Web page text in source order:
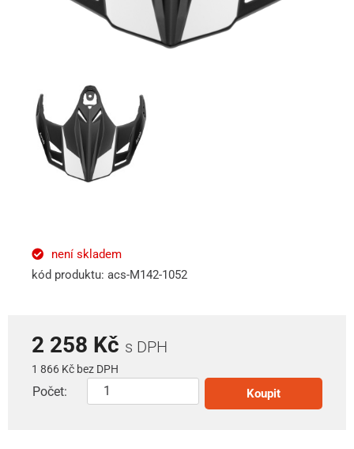
není skladem
kód produktu: acs-M142-1052
2 258 Kč s DPH
1 866 Kč bez DPH
Počet: Koupit